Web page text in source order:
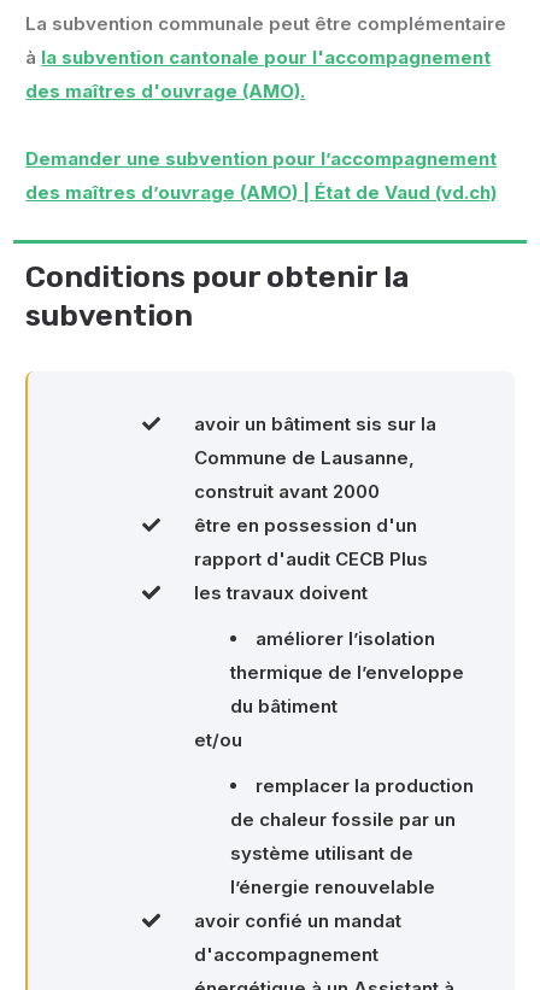
La subvention communale peut être complémentaire
à la subvention cantonale pour l'accompagnement
des maîtres d'ouvrage (AMO).
Demander une subvention pour l’accompagnement
des maîtres d’ouvrage (AMO) | État de Vaud (vd.ch)
Conditions pour obtenir la
subvention
avoir un bâtiment sis sur la
Commune de Lausanne,
construit avant 2000
être en possession d'un
rapport d'audit CECB Plus
les travaux doivent
améliorer l’isolation
thermique de l’enveloppe
du bâtiment
et/ou
remplacer la production
de chaleur fossile par un
système utilisant de
l’énergie renouvelable
avoir confié un mandat
d'accompagnement